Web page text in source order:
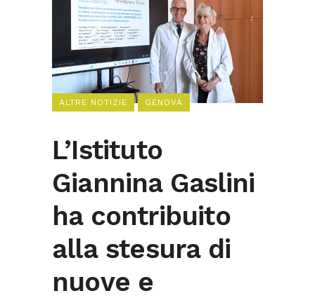
ALTRE NOTIZIE GENOVA
L’Istituto
Giannina Gaslini
ha contribuito
alla stesura di
nuove e